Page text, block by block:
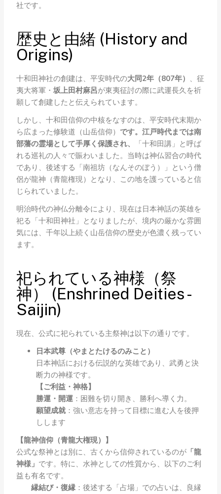
社です。
歴史と由緒 (History and
Origins)
十和田神社の創建は、平安時代の大同2年（807年） 、征
夷大将軍・ 坂上田村麻呂が東夷征討の際に武運長久を祈
願して創建したと伝えられています。
しかし、十和田信仰の中核をなすのは、平安時代末期か
ら広まった修験道（山岳信仰） です。江戸時代までは南
部藩の霊場として手厚く保護され、
「十和田講」と呼ば
れる巡礼の人々で賑わいました。当時は神仏習合の時代
であり、後述する「南祖坊（なんそのぼう）」という僧
侶が龍神（青龍権現）となり、この地を護っていると信
じられていました。
明治時代の神仏分離令により、現在は日本神話の英雄を
祀る「十和田神社」となりましたが、境内の厳かな雰囲
気には、千年以上続く山岳信仰の歴史が色濃く残ってい
ます。
祀られている神様（祭
神） (Enshrined Deities -
Saijin)
現在、公式に祀られている主祭神は以下の通りです。
日本武尊（やまとたけるのみこと）
日本神話における伝説的な英雄であり、武勇と決
断力の神様です。
【ご利益・神格】
勝運・開運 ：困難を切り開き、勝利へ導く力。
願望成就 ：強い意志を持って目標に進む人を後押
しします
【龍神信仰（青龍大権現）】
公式な祭神とは別に、古くから信仰されているのが 「龍
神様」 です。特に、水神としての性質から、以下のご利
益も有名です。
縁結び・復縁 ：後述する「占場」での占いは、良縁